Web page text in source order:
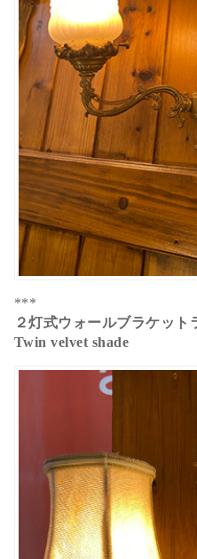
***
２灯式ウォールブラケット
Twin velvet shade